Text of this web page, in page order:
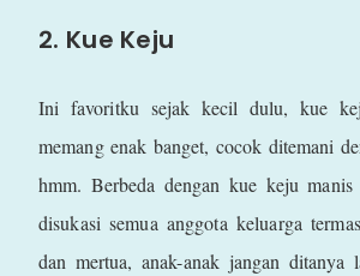
2. Kue Keju
Ini favoritku sejak kecil dulu, kue
memang enak banget, cocok ditemani
hmm. Berbeda dengan kue keju manis
disukasi semua anggota keluarga
dan mertua, anak-anak jangan